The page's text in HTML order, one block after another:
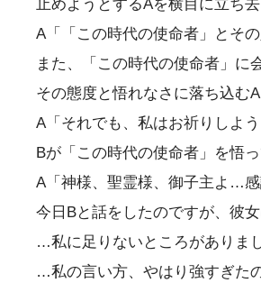
止めようとするAを横目に立ち
A「「この時代の使命者」とそ
また、「この時代の使命者」に
その態度と悟れなさに落ち込むA
A「それでも、私はお祈りしよう
Bが「この時代の使命者」を悟
A「神様、聖霊様、御子主よ…感
今日Bと話をしたのですが、彼
…私に足りないところがありま
…私の言い方、やはり強すぎた